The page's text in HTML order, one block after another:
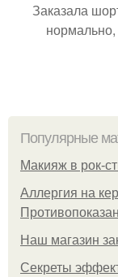
Заказала
Популярные
Макияж в рок-
Аллергия на
Нaш магaзин
Секреты